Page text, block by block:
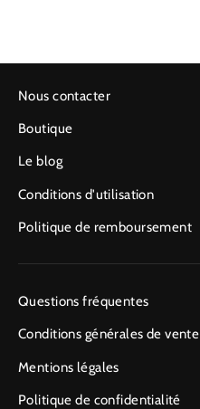
Nous contacter
Boutique
Le blog
Conditions d'utilisation
Politique de remboursement
Questions fréquentes
Conditions générales de vente
Mentions légales
Politique de confidentialité